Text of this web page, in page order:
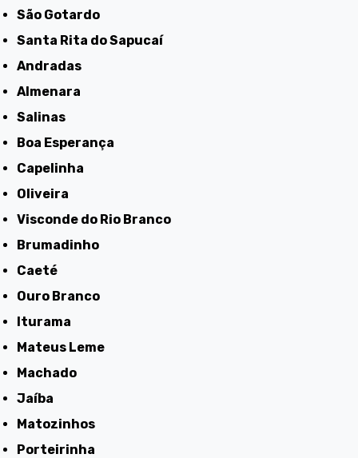
São Gotardo
Santa Rita do Sapucaí
Andradas
Almenara
Salinas
Boa Esperança
Capelinha
Oliveira
Visconde do Rio Branco
Brumadinho
Caeté
Ouro Branco
Iturama
Mateus Leme
Machado
Jaíba
Matozinhos
Porteirinha